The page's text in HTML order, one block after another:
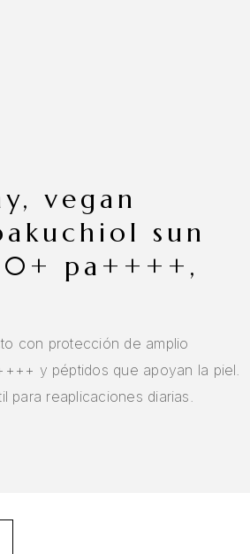
sun
pa++++,
con protección de amplio
y péptidos que apoyan la piel.
para reaplicaciones diarias.